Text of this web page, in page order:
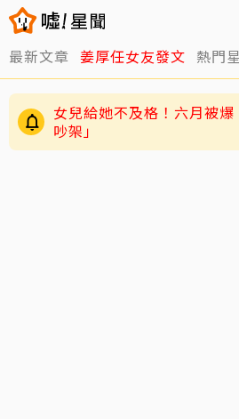
最新文章 姜厚任女友發文 熱門
女兒給她不及格！六月被
吵架」